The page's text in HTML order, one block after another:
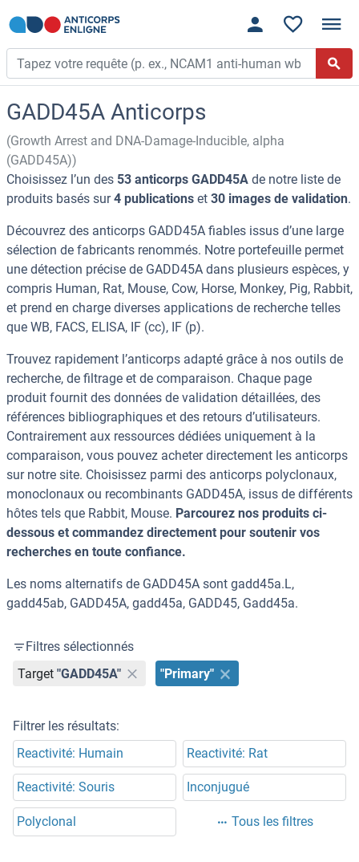
GADD45A Anticorps
(Growth Arrest and DNA-Damage-Inducible, alpha
(GADD45A))
Choisissez l’un des 53 anticorps GADD45A de notre liste de
produits basés sur4 publications et 30 images de validation.
Découvrez des anticorps GADD45A fiables issus d’une large
sélection de fabricants renommés. Notre portefeuille permet
une détection précise de GADD45A dans plusieurs espèces, y
compris Human, Rat, Mouse, Cow, Horse, Monkey, Pig, Rabbit,
et prend en charge diverses applications de recherche telles
que WB, FACS, ELISA, IF (cc), IF (p).
Trouvez rapidement l’anticorps adapté grâce à nos outils de
recherche, de filtrage et de comparaison. Chaque page
produit fournit des données de validation détaillées, des
références bibliographiques et des retours d’utilisateurs.
Contrairement aux ressources dédiées uniquement à la
comparaison, vous pouvez acheter directement les anticorps
sur notre site. Choisissez parmi des anticorps polyclonaux,
monoclonaux ou recombinants GADD45A, issus de différents
hôtes tels que Rabbit, Mouse. Parcourez nos produits ci-
dessous et commandez directement pour soutenir vos
recherches en toute confiance.
Les noms alternatifs de GADD45A sont gadd45a.L,
gadd45ab, GADD45A, gadd45a, GADD45, Gadd45a.
Filtres sélectionnés
Target "GADD45A" "Primary"
Filtrer les résultats:
Reactivité: Humain
Reactivité: Rat
Reactivité: Souris Inconjugué
Polyclonal Tous les filtres